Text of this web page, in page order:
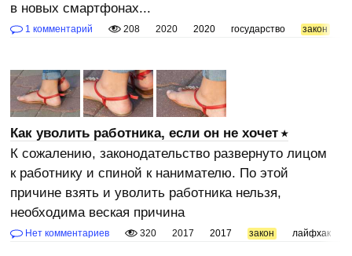
в новых смартфонах...
1 комментарий 208 2020 2020 государство закон
Как уволить работника, если он не хочет
К сожалению, законодательство развернуто лицом
к работнику и спиной к нанимателю. По этой
причине взять и уволить работника нельзя,
необходима веская причина
Нет комментариев 320 2017 2017 закон лайфхак